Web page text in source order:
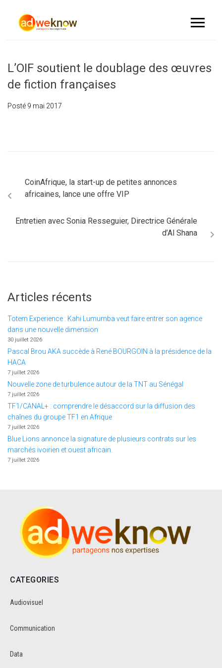
L’OIF soutient le doublage des œuvres
de fiction françaises
Posté 9 mai 2017
CoinAfrique, la start-up de petites annonces
africaines, lance une offre VIP
Entretien avec Sonia Resseguier, Directrice Générale
d’Al Shana
Articles récents
Totem Experience : Kahi Lumumba veut faire entrer son agence
dans une nouvelle dimension
30 juillet 2026
Pascal Brou AKA succède à René BOURGOIN à la présidence de la
HACA
7 juillet 2026
Nouvelle zone de turbulence autour de la TNT au Sénégal
7 juillet 2026
TF1/CANAL+ : comprendre le désaccord sur la diffusion des
chaînes du groupe TF1 en Afrique
7 juillet 2026
Blue Lions annonce la signature de plusieurs contrats sur les
marchés ivoirien et ouest africain.
7 juillet 2026
CATEGORIES
Audiovisuel
Communication
Data